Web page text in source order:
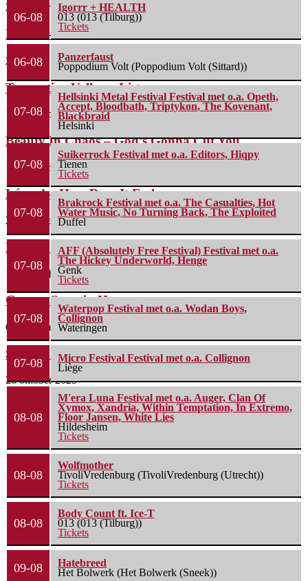
21 februari 2026
Eosine – And Now It Shows
27 januari 2026
Turpentine Valley – List
18 december 2025
Beauty In Chaos – God’s Gonna Cut You...
13 december 2025
Lézard – How Does It Feel
2 december 2025
Ronker – No Sweat
17 november 2025
Gong – Stars in Heaven
6 november 2025
Sugar – House of Dead Memories
26 oktober 2025
06-08
Igorrr + HEALTH
013 (013 (Tilburg))
Tickets
06-08
Panzerfaust
Poppodium Volt (Poppodium Volt (Sittard))
07-08
Hellsinki Metal Festival Festival met o.a. Opeth,
Accept, Bloodbath, Triptykon, The Kovenant,
Blackbraid
Helsinki
07-08
Suikerrock Festival met o.a. Editors, Hiqpy
Tienen
Tickets
07-08
Brakrock Festival met o.a. The Casualties, Hot
Water Music, No Turning Back, The Exploited
Duffel
07-08
AFF (Absolutely Free Festival) Festival met o.a.
The Hickey Underworld, Henge
Genk
Tickets
07-08
Waterpop Festival met o.a. Wodan Boys,
Collignon
Wateringen
07-08
Micro Festival Festival met o.a. Collignon
Liège
08-08
M'era Luna Festival met o.a. Auger, Clan Of
Xymox, Xandria, Within Temptation, In Extremo,
Floor Jansen, White Lies
Hildesheim
Tickets
08-08
Wolfmother
TivoliVredenburg (TivoliVredenburg (Utrecht))
Tickets
08-08
Body Count ft. Ice-T
013 (013 (Tilburg))
Tickets
09-08
Hatebreed
Het Bolwerk (Het Bolwerk (Sneek))